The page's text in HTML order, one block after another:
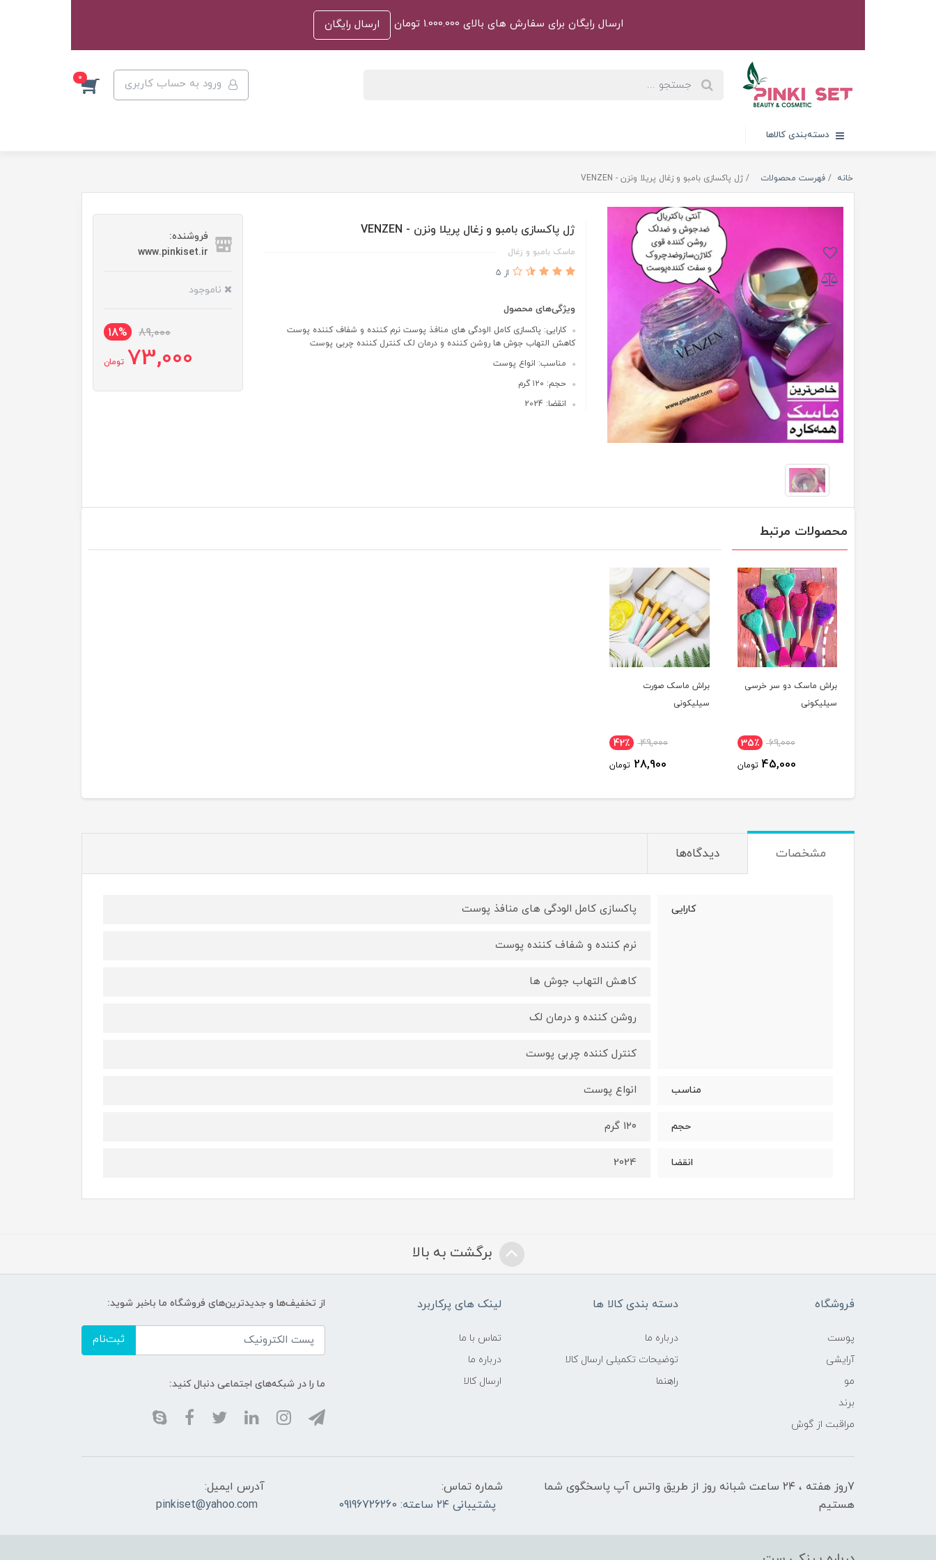
ارسال رایگان برای سفارش های بالای 1.000.000 تومان ارسال رایگان
ورود به حساب کاربری 0
دسته‌بندی کالاها
خانه فهرست محصولات ژل پاکسازی بامبو‌ و زغال پریلا ونزن - VENZEN
ژل پاکسازی بامبو‌ و زغال پریلا ونزن - VENZEN
ماسک بامبو و زغال
از 5
ویژگی‌های محصول
کارایی: پاکسازی کامل الودگی های منافذ پوست نرم کننده و شفاف کننده پوست
کاهش التهاب جوش ها روشن کننده و درمان لک کنترل کننده چربی پوست
مناسب: انواع پوست
حجم: ۱۲۰ گرم
انقضا: 2024
فروشنده:
www.pinkiset.ir
ناموجود
89,000
18%
73,000 تومان
محصولات مرتبط
براش ماسک دو سر خرسی
سیلیکونی
69,000 35٪
45,000 تومان
براش ماسک صورت
سیلیکونی
49,000 42٪
28,900 تومان
مشخصات دیدگاه‌ها
کارایی پاکسازی کامل الودگی های منافذ پوست
نرم کننده و شفاف کننده پوست
کاهش التهاب جوش ها
روشن کننده و درمان لک
کنترل کننده چربی پوست
مناسب انواع پوست
حجم ۱۲۰ گرم
انقضا 2024
برگشت به بالا
فروشگاه
پوست
آرایشی
مو
برند
مراقبت از گوش
دسته بندی کالا ها
درباره ما
توضیحات تکمیلی ارسال کالا
راهنما
لینک های پرکاربرد
تماس با ما
درباره ما
ارسال کالا
از تخفیف‌ها و جدیدترین‌های فروشگاه ما باخبر شوید:
ثبت‌نام
ما را در شبکه‌های اجتماعی دنبال کنید:
7روز هفته ، ۲۴ ساعت شبانه‌ روز از طریق واتس آپ پاسخگوی شما
هستیم
شماره تماس:
پشتیبانی ۲۴ ساعته: 09196726260
آدرس ایمیل:
pinkiset@yahoo.com